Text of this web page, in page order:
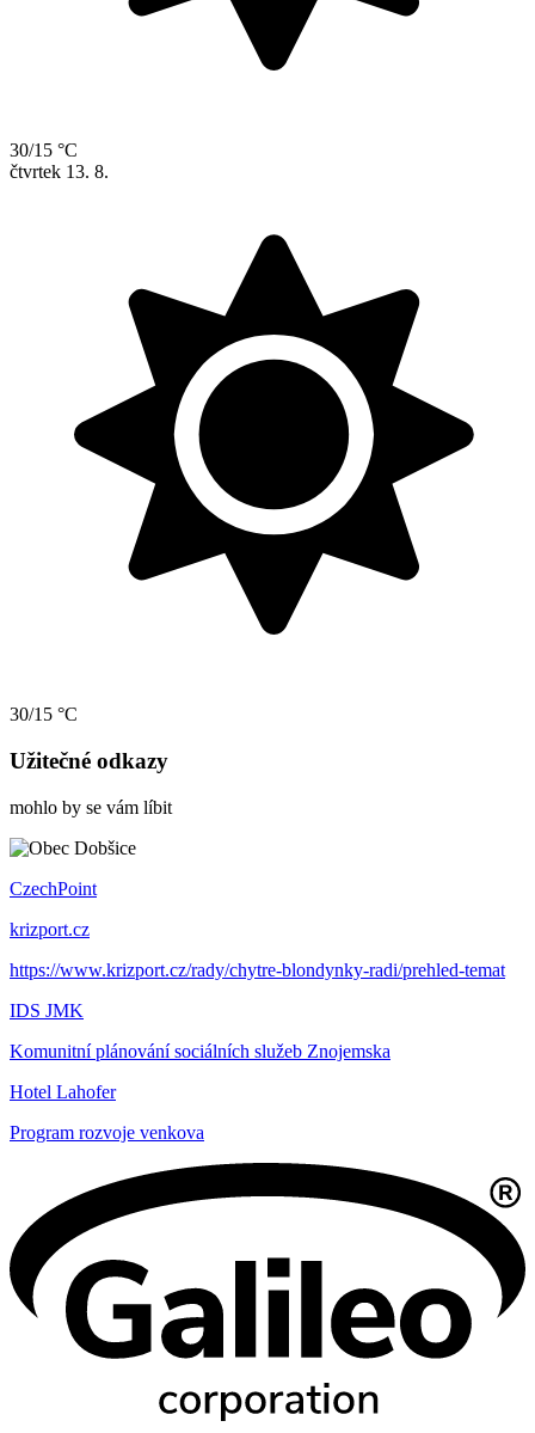
30/15 °C
čtvrtek 13. 8.
30/15 °C
Užitečné odkazy
mohlo by se vám líbit
CzechPoint
krizport.cz
https://www.krizport.cz/rady/chytre-blondynky-radi/prehled-temat
IDS JMK
Komunitní plánování sociálních služeb Znojemska
Hotel Lahofer
Program rozvoje venkova